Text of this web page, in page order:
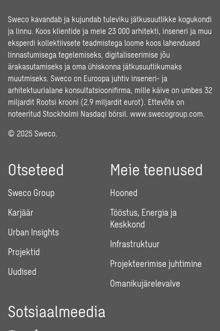
Sweco kavandab ja kujundab tuleviku jätkusuutlikke kogukondi
ja linnu. Koos klientide ja meie 23 000 arhitekti, inseneri ja muu
eksperdi kollektiivsete teadmistega loome koos lahendused
linnastumisega tegelemiseks, digitaliseerimise jõu
ärakasutamiseks ja oma ühiskonna jätkusuutlikumaks
muutmiseks. Sweco on Euroopa juhtiv inseneri- ja
arhitektuurialane konsultatsioonifirma, mille käive on umbes 32
miljardit Rootsi krooni (2.9 miljardit eurot). Ettevõte on
noteeritud Stockholmi Nasdaqi börsil. www.swecogroup.com
© 2025 Sweco.
Otseteed
Sweco Group
Karjäär
Urban Insights
Projektid
Uudised
Meie teenused
Hooned
Tööstus, Energia ja
Keskkond
Infrastruktuur
Projekteerimise juhtimine
Omanikujärelevalve
Sotsiaalmeedia